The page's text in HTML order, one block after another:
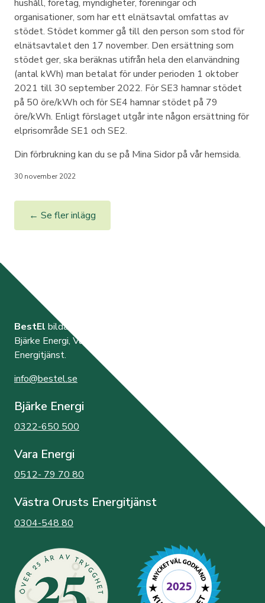
hushåll, företag, myndigheter, föreningar och
organisationer, som har ett elnätsavtal omfattas av
stödet. Stödet kommer gå till den person som stod för
elnätsavtalet den 17 november. Den ersättning som
stödet ger, ska beräknas utifrån hela den elanvändning
(antal kWh) man betalat för under perioden 1 oktober
2021 till 30 september 2022. För SE3 hamnar stödet
på 50 öre/kWh och för SE4 hamnar stödet på 79
öre/kWh. Enligt förslaget utgår inte någon ersättning för
elprisområde SE1 och SE2.
Din förbrukning kan du se på Mina Sidor på vår hemsida.
30 november 2022
← Se fler inlägg
BestEl bildades år 2000 av de tre elnätsföretagen
Bjärke Energi, Vara Energi samt Västra Orusts
Energitjänst.
info@bestel.se
Bjärke Energi
0322-650 500
Vara Energi
0512- 79 70 80
Västra Orusts Energitjänst
0304-548 80